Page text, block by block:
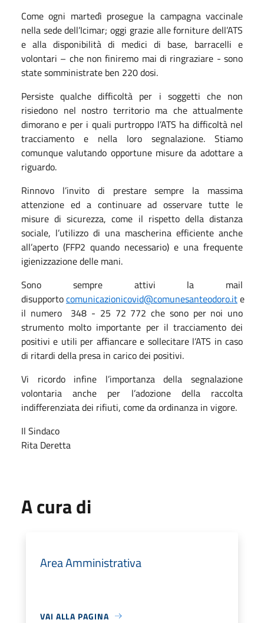
Come ogni martedì prosegue la campagna vaccinale
nella sede dell’Icimar; oggi grazie alle forniture dell’ATS
e alla disponibilità di medici di base, barracelli e
volontari – che non finiremo mai di ringraziare - sono
state somministrate ben 220 dosi.
Persiste qualche difficoltà per i soggetti che non
risiedono nel nostro territorio ma che attualmente
dimorano e per i quali purtroppo l’ATS ha difficoltà nel
tracciamento e nella loro segnalazione. Stiamo
comunque valutando opportune misure da adottare a
riguardo.
Rinnovo l’invito di prestaresempre la massima
attenzione eda continuare ad osservare tutte le
misure di sicurezza, come il rispetto della distanza
sociale, l’utilizzo di una mascherina efficiente anche
all’aperto (FFP2 quando necessario) e una frequente
igienizzazione delle mani.
Sono sempre attivi la mail
disupportocomunicazionicovid@comunesanteodoro.ite
il numero
348 - 25 72 772 che sono per noi uno
strumento molto importante per il tracciamento dei
positivi e utili per affiancare e sollecitare l’ATS in caso
di ritardi della presa in carico dei positivi.
Vi ricordo infine l’importanza della segnalazione
volontaria anche per l’adozione della raccolta
indifferenziata dei rifiuti, come da ordinanza in vigore.
Il Sindaco
Rita Deretta
A cura di
Area Amministrativa
VAI ALLA PAGINA